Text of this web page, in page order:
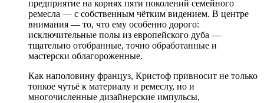
предприятие на корнях пяти поколений семейного
ремесла — с собственным чётким видением. В центре
внимания — то, что ему особенно дорого:
исключительные полы из европейского дуба —
тщательно отобранные, точно обработанные и
мастерски облагороженные.
Как наполовину француз, Кристоф привносит не только
тонкое чутьё к материалу и ремеслу, но и
многочисленные дизайнерские импульсы,